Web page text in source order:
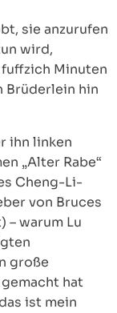
sie anzurufen
wird,
Minuten
Brüderlein hin
ihn linken
„Alter Rabe“
Cheng-Li-
von Bruces
– warum Lu
große
hat
ist mein